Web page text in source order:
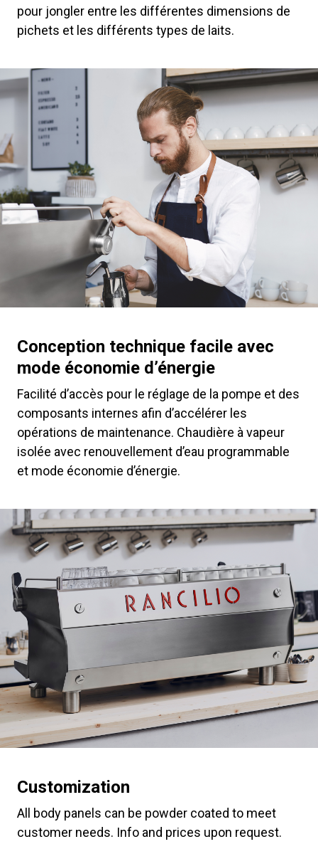
pour jongler entre les différentes dimensions de
pichets et les différents types de laits.
Conception technique facile avec
mode économie d’énergie
Facilité d’accès pour le réglage de la pompe et des
composants internes afin d’accélérer les
opérations de maintenance. Chaudière à vapeur
isolée avec renouvellement d’eau programmable
et mode économie d’énergie.
Customization
All body panels can be powder coated to meet
customer needs. Info and prices upon request.
Toutes